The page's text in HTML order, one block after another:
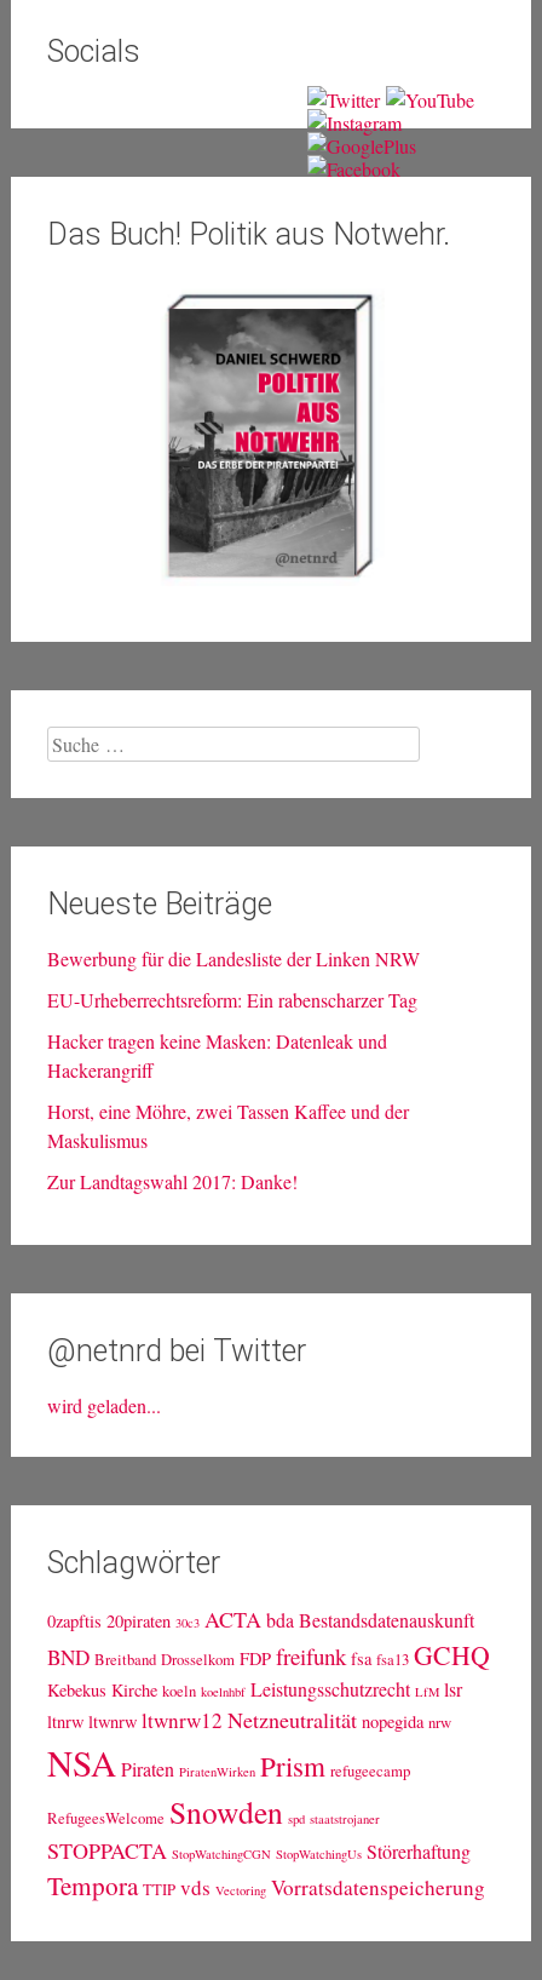
Socials
Das Buch! Politik aus Notwehr.
Suche
nach:
Neueste Beiträge
Bewerbung für die Landesliste der Linken NRW
EU-Urheberrechtsreform: Ein rabenscharzer Tag
Hacker tragen keine Masken: Datenleak und
Hackerangriff
Horst, eine Möhre, zwei Tassen Kaffee und der
Maskulismus
Zur Landtagswahl 2017: Danke!
@netnrd bei Twitter
wird geladen...
Schlagwörter
0zapftis 20piraten 30c3 ACTA bda Bestandsdatenauskunft
BND Breitband Drosselkom FDP freifunk fsa fsa13 GCHQ
Kebekus Kirche koeln koelnhbf Leistungsschutzrecht LfM lsr
ltnrw ltwnrw ltwnrw12 Netzneutralität nopegida nrw
NSA Piraten PiratenWirken Prism refugeecamp
RefugeesWelcome Snowden spd staatstrojaner
STOPPACTA StopWatchingCGN StopWatchingUs Störerhaftung
Tempora TTIP vds Vectoring Vorratsdatenspeicherung